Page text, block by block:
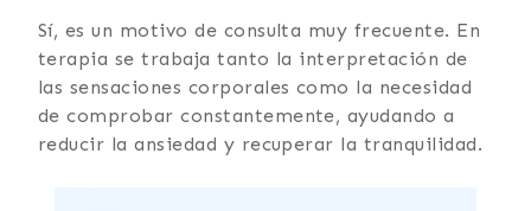
Sí, es un motivo de consulta muy frecuente. En
terapia se trabaja tanto la interpretación de
las sensaciones corporales como la necesidad
de comprobar constantemente, ayudando a
reducir la ansiedad y recuperar la tranquilidad.